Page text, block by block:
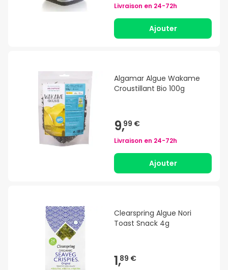
Livraison en 24-72h
Ajouter
Algamar Algue Wakame
Croustillant Bio 100g
9,99 €
Livraison en 24-72h
Ajouter
Clearspring Algue Nori
Toast Snack 4g
1,89 €